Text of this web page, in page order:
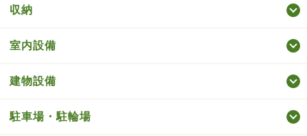
収納
室内設備
建物設備
駐車場・駐輪場